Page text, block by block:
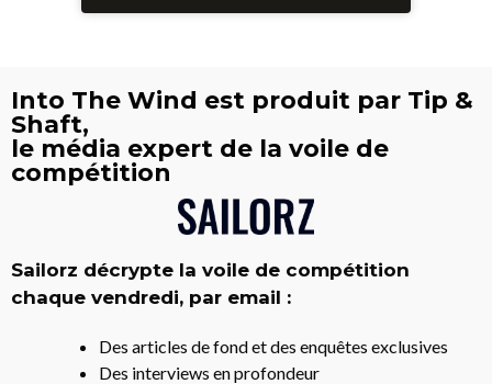
Into The Wind est produit par Tip &
Shaft,
le média expert de la voile de
compétition
Sailorz décrypte la voile de compétition
chaque vendredi, par email :
Des articles de fond et des enquêtes exclusives
Des interviews en profondeur